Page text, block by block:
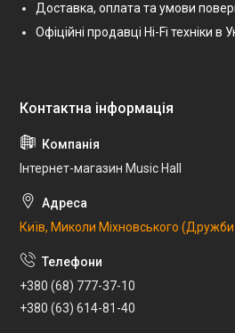
Доставка, оплата та умови
Офіційні продавці Hi-Fi техніки в
Інтернет-магазин Music Hall
Київ, Миколи Міхновського (Дружби
+380 (68) 777-37-10
+380 (63) 614-81-40